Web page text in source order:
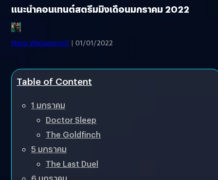
แนะนำคอนเทนต์สตรีมมิงเดือนมกราคม 2022
Mano Wanawerusit | 01/01/2022
Table of Content
1 มกราคม
Doctor Sleep
The Goldfinch
5 มกราคม
The Last Duel